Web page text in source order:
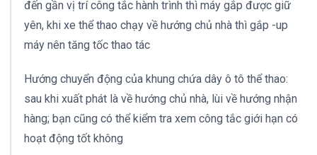
đến gần vị trí công tắc hành trình thì máy gắp được giữ
yên, khi xe thể thao chạy về hướng chủ nhà thì gắp -up
máy nên tăng tốc thao tác
Hướng chuyển động của khung chứa dây ô tô thể thao:
sau khi xuất phát là về hướng chủ nhà, lùi về hướng nhận
hàng; bạn cũng có thể kiểm tra xem công tắc giới hạn có
hoạt động tốt không